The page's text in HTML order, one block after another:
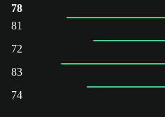
78
81
72
83
74